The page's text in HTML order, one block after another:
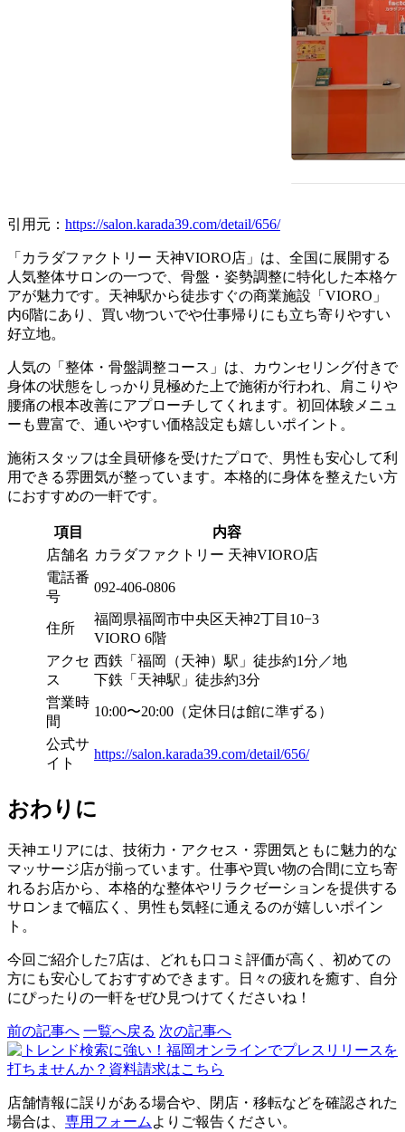
引用元： https://salon.karada39.com/detail/656/
「カラダファクトリー 天神VIORO店」は、全国に展開する
人気整体サロンの一つで、骨盤・姿勢調整に特化した本格ケ
アが魅力です。天神駅から徒歩すぐの商業施設「VIORO」
内6階にあり、買い物ついでや仕事帰りにも立ち寄りやすい
好立地。
人気の「整体・骨盤調整コース」は、カウンセリング付きで
身体の状態をしっかり見極めた上で施術が行われ、肩こりや
腰痛の根本改善にアプローチしてくれます。初回体験メニュ
ーも豊富で、通いやすい価格設定も嬉しいポイント。
施術スタッフは全員研修を受けたプロで、男性も安心して利
用できる雰囲気が整っています。本格的に身体を整えたい方
におすすめの一軒です。
項目
内容
店舗名 カラダファクトリー 天神VIORO店
電話番
号
092-406-0806
住所
福岡県福岡市中央区天神2丁目10−3
VIORO 6階
アクセ
ス
西鉄「福岡（天神）駅」徒歩約1分／地
下鉄「天神駅」徒歩約3分
営業時
間
10:00〜20:00（定休日は館に準ずる）
公式サ
イト
https://salon.karada39.com/detail/656/
おわりに
天神エリアには、技術力・アクセス・雰囲気ともに魅力的な
マッサージ店が揃っています。仕事や買い物の合間に立ち寄
れるお店から、本格的な整体やリラクゼーションを提供する
サロンまで幅広く、男性も気軽に通えるのが嬉しいポイン
ト。
今回ご紹介した7店は、どれも口コミ評価が高く、初めての
方にも安心しておすすめできます。日々の疲れを癒す、自分
にぴったりの一軒をぜひ見つけてくださいね！
前の記事へ 一覧へ戻る 次の記事へ
店舗情報に誤りがある場合や、閉店・移転などを確認された
場合は、 専用フォーム よりご報告ください。